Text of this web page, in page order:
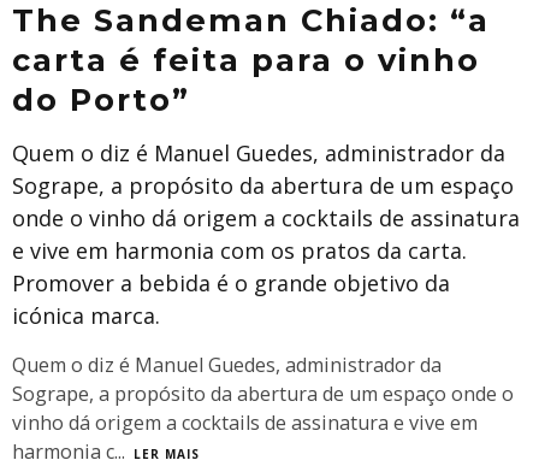
The Sandeman Chiado: “a
carta é feita para o vinho
do Porto”
Quem o diz é Manuel Guedes, administrador da
Sogrape, a propósito da abertura de um espaço
onde o vinho dá origem a cocktails de assinatura
e vive em harmonia com os pratos da carta.
Promover a bebida é o grande objetivo da
icónica marca.
Quem o diz é Manuel Guedes, administrador da
Sogrape, a propósito da abertura de um espaço onde o
vinho dá origem a cocktails de assinatura e vive em
harmonia c... LER MAIS